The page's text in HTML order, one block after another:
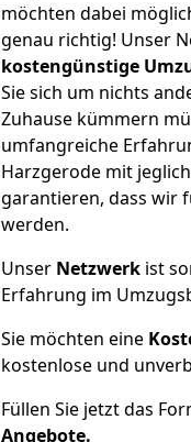
möchten dabei
genau richtig! Unser
kostengünstige
Sie sich um nichts
Zuhause kümmern
umfangreiche
Harzgerode mit
garantieren, dass wir
werden.
Unser Netzwerk ist
Erfahrung im
Sie möchten eine
kostenlose und
Füllen Sie jetzt das
Angebote.